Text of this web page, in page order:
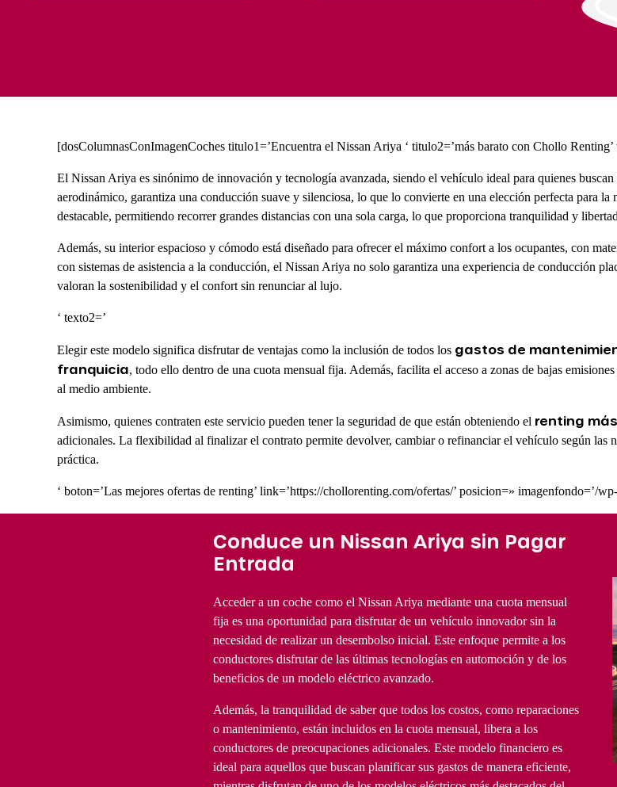
[dosCоlumnasConImagenCoches titulo1=’Encuentra el Nissan Ariya ‘ titulo2=’más barato con Chollo Renting’
El Nissan Ariya es sinónimo de innovación y tecnología avanzada, siendo el vehículo ideal para quienes
aerodinámico, garantiza una conducción suave y silenciosa, lo que lo convierte en una elección perfecta para
destacable, permitiendo recorrer grandes distancias con una sola carga, lo que proporciona tranquilidad y
Además, su interior espacioso y cómodo está diseñado para ofrecer el máximo confort a los ocupantes, con
con sistemas de asistencia a la conducción, el Nissan Ariya no solo garantiza una experiencia de conducción
valoran la sostenibilidad y el confort sin renunciar al lujo.
‘ texto2=’
Elegir este modelo significa disfrutar de ventajas como la inclusión de todos los gastos de
franquicia, todo ello dentro de una cuota mensual fija. Además, facilita el acceso a zonas de bajas emisiones
al medio ambiente.
Asimismo, quienes contraten este servicio pueden tener la seguridad de que están obteniendo el renting
adicionales. La flexibilidad al finalizar el contrato permite devolver, cambiar o refinanciar el vehículo según las
práctica.
‘ boton=’Las mejores ofertas de renting’ link=’https://chollorenting.com/ofertas/’ posicion=» imagenfondo=’/
Conduce un Nissan Ariya sin Pagar
Entrada
Acceder a un coche como el Nissan Ariya mediante una cuota mensual
fija es una oportunidad para disfrutar de un vehículo innovador sin la
necesidad de realizar un desembolso inicial. Este enfoque permite a los
conductores disfrutar de las últimas tecnologías en automoción y de los
beneficios de un modelo eléctrico avanzado.
Además, la tranquilidad de saber que todos los costos, como reparaciones
o mantenimiento, están incluidos en la cuota mensual, libera a los
conductores de preocupaciones adicionales. Este modelo financiero es
ideal para aquellos que buscan planificar sus gastos de manera eficiente,